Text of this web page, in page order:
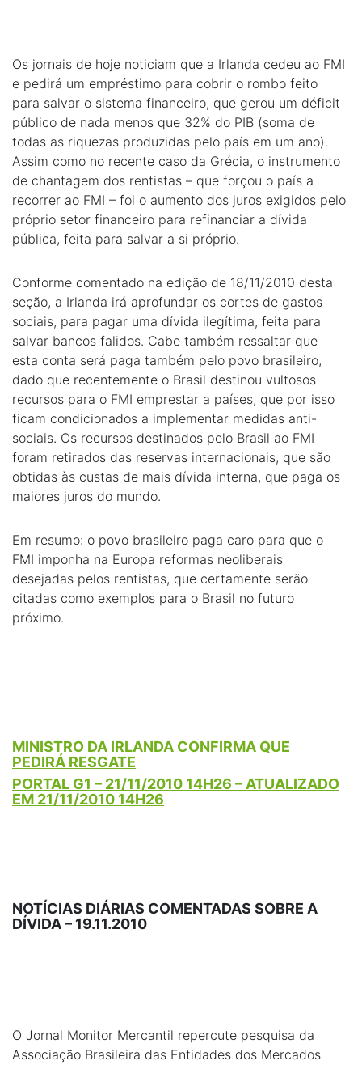
Os jornais de hoje noticiam que a Irlanda cedeu ao FMI
e pedirá um empréstimo para cobrir o rombo feito
para salvar o sistema financeiro, que gerou um déficit
público de nada menos que 32% do PIB (soma de
todas as riquezas produzidas pelo país em um ano).
Assim como no recente caso da Grécia, o instrumento
de chantagem dos rentistas – que forçou o país a
recorrer ao FMI – foi o aumento dos juros exigidos pelo
próprio setor financeiro para refinanciar a dívida
pública, feita para salvar a si próprio.
Conforme comentado na edição de 18/11/2010 desta
seção, a Irlanda irá aprofundar os cortes de gastos
sociais, para pagar uma dívida ilegítima, feita para
salvar bancos falidos. Cabe também ressaltar que
esta conta será paga também pelo povo brasileiro,
dado que recentemente o Brasil destinou vultosos
recursos para o FMI emprestar a países, que por isso
ficam condicionados a implementar medidas anti-
sociais. Os recursos destinados pelo Brasil ao FMI
foram retirados das reservas internacionais, que são
obtidas às custas de mais dívida interna, que paga os
maiores juros do mundo.
Em resumo: o povo brasileiro paga caro para que o
FMI imponha na Europa reformas neoliberais
desejadas pelos rentistas, que certamente serão
citadas como exemplos para o Brasil no futuro
próximo.
MINISTRO DA IRLANDA CONFIRMA QUE
PEDIRÁ RESGATE
PORTAL G1 – 21/11/2010 14H26 – ATUALIZADO
EM 21/11/2010 14H26
NOTÍCIAS DIÁRIAS COMENTADAS SOBRE A
DÍVIDA – 19.11.2010
O Jornal Monitor Mercantil repercute pesquisa da
Associação Brasileira das Entidades dos Mercados